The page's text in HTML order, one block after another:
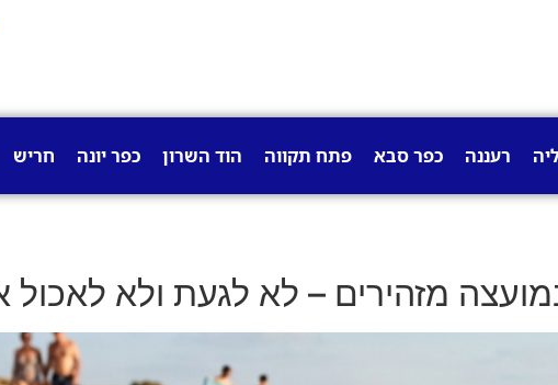
רעננה כפר סבא פתח תקווה הוד השרון כפר יונה חריש
מזהירים – לא לגעת ולא לאכול